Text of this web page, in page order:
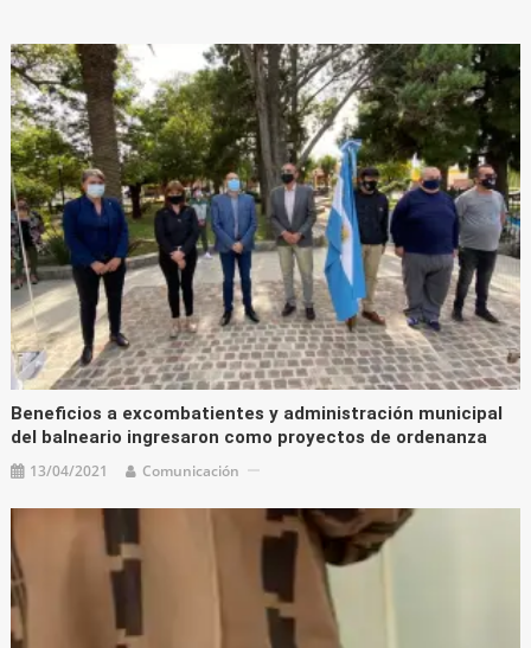
Beneficios a excombatientes y administración municipal
del balneario ingresaron como proyectos de ordenanza
13/04/2021 Comunicación